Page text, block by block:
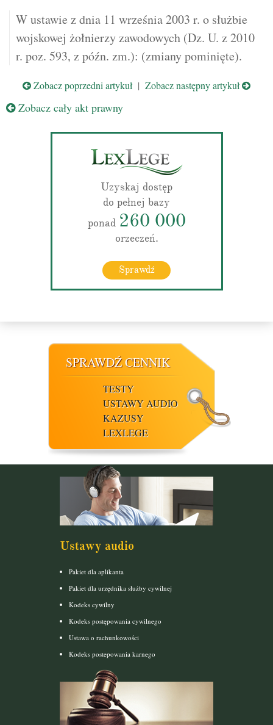
W ustawie z dnia 11 września 2003 r. o służbie
wojskowej żołnierzy zawodowych (Dz. U. z 2010
r. poz. 593, z późn. zm.): (zmiany pominięte).
Zobacz poprzedni artykuł | Zobacz następny artykuł
Zobacz cały akt prawny
Uzyskaj dostęp
do pełnej bazy
ponad 260 000
orzeczeń.
Sprawdź
SPRAWDŹ CENNIK
TESTY
USTAWY AUDIO
KAZUSY
LEXLEGE
Ustawy audio
Pakiet dla aplikanta
Pakiet dla urzędnika służby cywilnej
Kodeks cywilny
Kodeks postępowania cywilnego
Ustawa o rachunkowości
Kodeks postepowania karnego